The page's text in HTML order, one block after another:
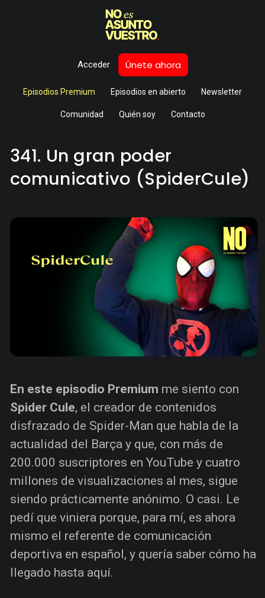
Acceder Únete ahora
Episodios Premium Episodios en abierto Newsletter
Comunidad Quién soy Contacto
341. Un gran poder
comunicativo (SpiderCule)
En este episodio Premium me siento con
Spider Cule, el creador de contenidos
disfrazado de Spider-Man que habla de la
actualidad del Barça y que, con más de
200.000 suscriptores en YouTube y cuatro
millones de visualizaciones al mes, sigue
siendo prácticamente anónimo. O casi. Le
pedí que viniera porque, para mí, es ahora
mismo el referente de comunicación
deportiva en español, y quería saber cómo ha
llegado hasta aquí.